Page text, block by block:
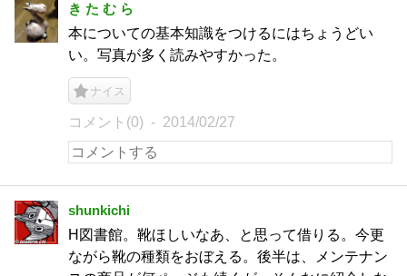
き た む ら
本についての基本知識をつけるにはちょうどい
い。写真が多く読みやすかった。
ナイス
コメント(0) 2014/02/27
shunkichi
H図書館。靴ほしいなあ、と思って借りる。今更
ながら靴の種類をおぼえる。後半は、メンテナン